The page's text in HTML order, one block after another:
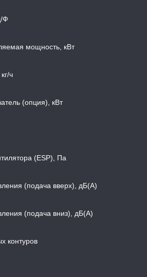
Ф
мощность, кВт
ч
(опция), кВт
(ESP), Па
(подача вверх), дБ(А)
(подача вниз), дБ(А)
контуров